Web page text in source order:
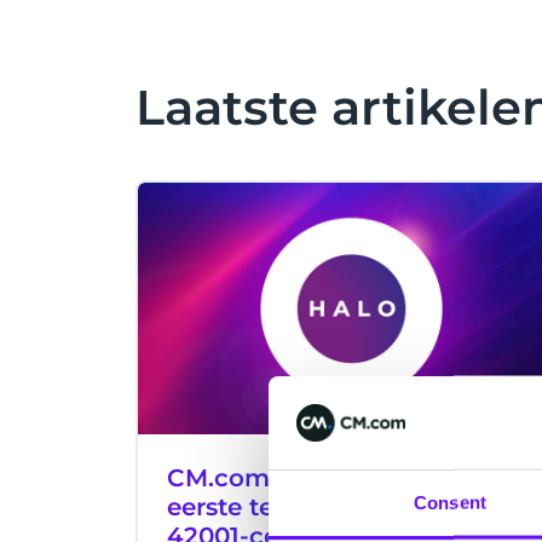
Consent
Laatste
CM.com behoort tot de
eerste techbedrijven met ISO
42001-certificering voor